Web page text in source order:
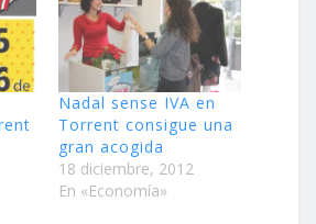
Nadal sense IVA en
Torrent consigue una
gran acogida
18 diciembre, 2012
En «Economía»